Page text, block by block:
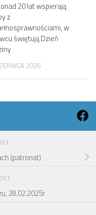
20 lat wspierają
z
w
świętują Dzień
2026
(patronat)
28.02.2025r